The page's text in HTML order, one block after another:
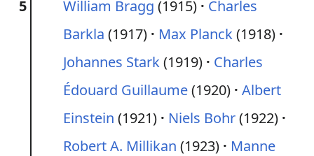
5
William Bragg (1915)
Charles
Barkla (1917) Max Planck(1918)
Johannes Stark(1919)
Charles
Édouard Guillaume(1920) Albert
Einstein (1921) Niels Bohr(1922)
Robert A. Millikan (1923)
Manne